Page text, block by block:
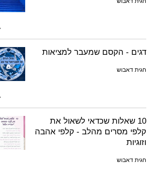
דגים - הקסם שמעבר למציאות
חגית דאבוש
10 שאלות שכדאי לשאול את
קלפי מסרים מהלב - קלפי אהבה
וזוגיות
חגית דאבוש